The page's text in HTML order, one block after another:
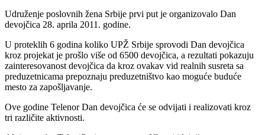
Udruženje poslovnih žena Srbije prvi put je organizovalo Dan
devojčica 28. aprila 2011. godine.
U proteklih 6 godina koliko UPŽ Srbije sprovodi Dan devojčica
kroz projekat je prošlo više od 6500 devojčica, a rezultati pokazuju
zainteresovanost devojčica da kroz ovakav vid realnih susreta sa
preduzetnicama prepoznaju preduzetništvo kao moguće buduće
mesto za zapošljavanje.
Ove godine Telenor Dan devojčica će se odvijati i realizovati kroz
tri različite aktivnosti.